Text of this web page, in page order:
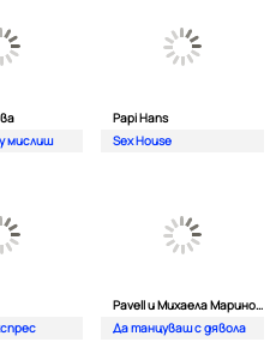
мислиш
Papi Hans
Sex House
Pavell и Михаела Маринова
Да танцуваш с дявола